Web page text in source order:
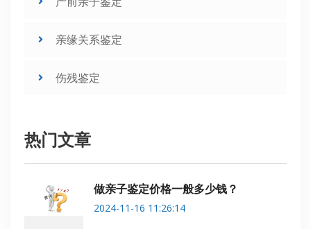
亲缘关系鉴定
伤残鉴定
热门文章
做亲子鉴定价格一般多少钱？
2024-11-16 11:26:14